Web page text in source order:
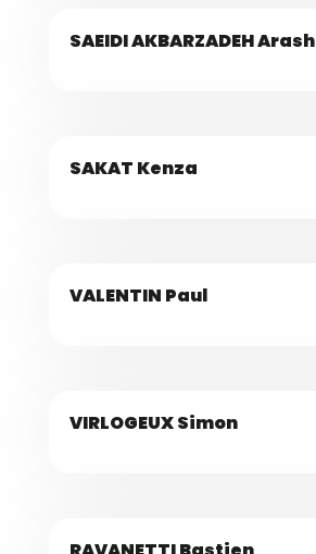
SAEIDI AKBARZADEH Arash
SAKAT Kenza
VALENTIN Paul
VIRLOGEUX Simon